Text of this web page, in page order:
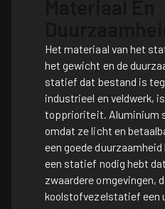
Het materiaal van het
het gewicht en de
statief dat bestand is
industrieel en veldwerk,
topprioriteit. Aluminium
omdat ze licht en
een goede
een statief nodig hebt
zwaardere omgevingen,
koolstofvezelstatief een